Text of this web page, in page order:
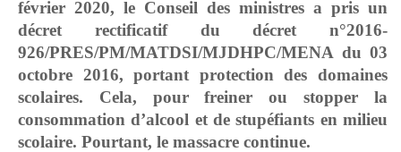
février 2020, le Conseil des ministres a pris un
décret rectificatif du décret n°2016-
926/PRES/PM/MATDSI/MJDHPC/MENA du 03
octobre 2016, portant protection des domaines
scolaires. Cela, pour freiner ou stopper la
consommation d’alcool et de stupéfiants en milieu
scolaire. Pourtant, le massacre continue.